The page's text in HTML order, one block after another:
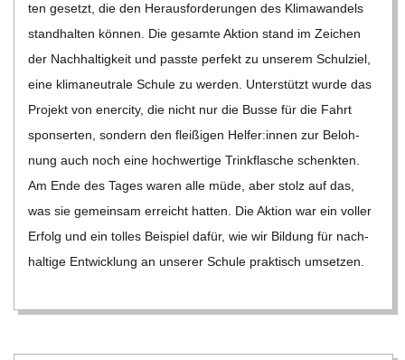
ten gesetzt, die den Her­aus­for­de­run­gen des Kli­ma­wan­dels
stand­hal­ten kön­nen. Die gesamte Aktion stand im Zei­chen
der Nach­hal­tig­keit und passte per­fekt zu unse­rem Schul­ziel,
eine kli­ma­neu­trale Schule zu wer­den. Unter­stützt wurde das
Pro­jekt von ener­city, die nicht nur die Busse für die Fahrt
spon­ser­ten, son­dern den flei­ßi­gen Helfer:innen zur Beloh­
nung auch noch eine hoch­wer­tige Trink­fla­sche schenk­ten.
Am Ende des Tages waren alle müde, aber stolz auf das,
was sie gemein­sam erreicht hat­ten. Die Aktion war ein vol­ler
Erfolg und ein tol­les Bei­spiel dafür, wie wir Bil­dung für nach­
hal­tige Ent­wick­lung an unse­rer Schule prak­tisch umset­zen.